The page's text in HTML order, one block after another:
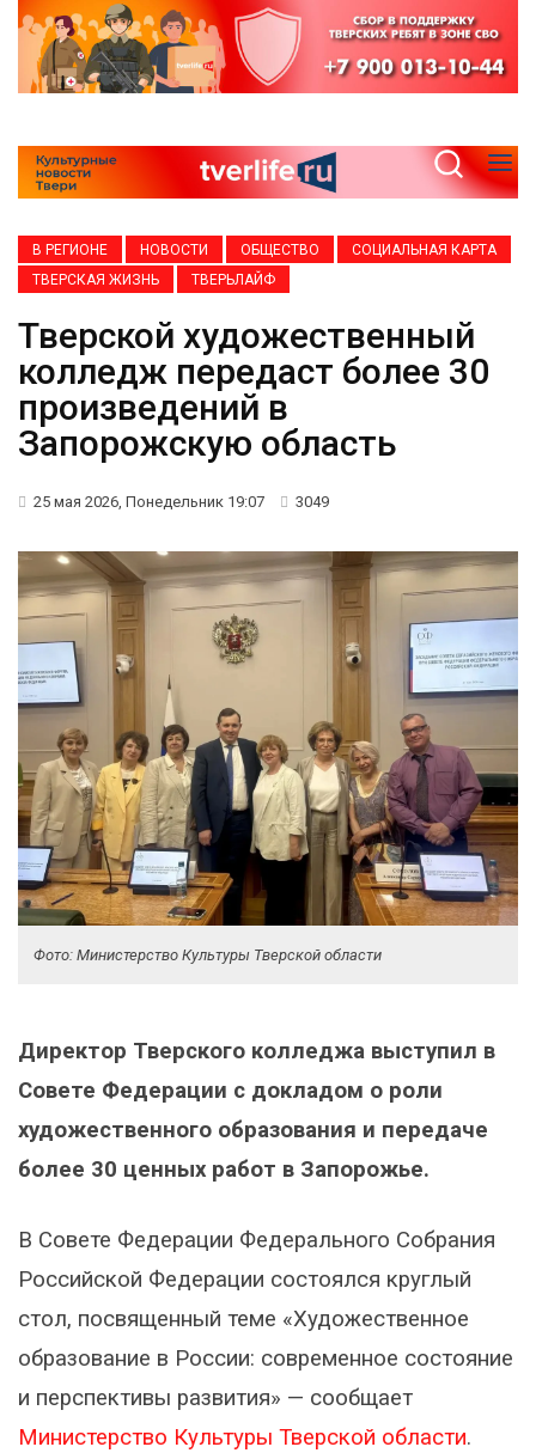
В РЕГИОНЕ НОВОСТИ ОБЩЕСТВО
СОЦИАЛЬНАЯ КАРТА
ТВЕРСКАЯ ЖИЗНЬ
ТВЕРЬЛАЙФ
Тверской художественный
колледж передаст более 30
произведений в
Запорожскую область
25 мая 2026, Понедельник 19:07 3049
Фото: Министерство Культуры Тверской области
Директор Тверского колледжа выступил в
Совете Федерации с докладом о роли
художественного образования и передаче
более 30 ценных работ в Запорожье.
В Совете Федерации Федерального Собрания
Российской Федерации состоялся круглый
стол, посвященный теме «Художественное
образование в России: современное состояние
и перспективы развития» — сообщает
Министерство Культуры Тверской области.